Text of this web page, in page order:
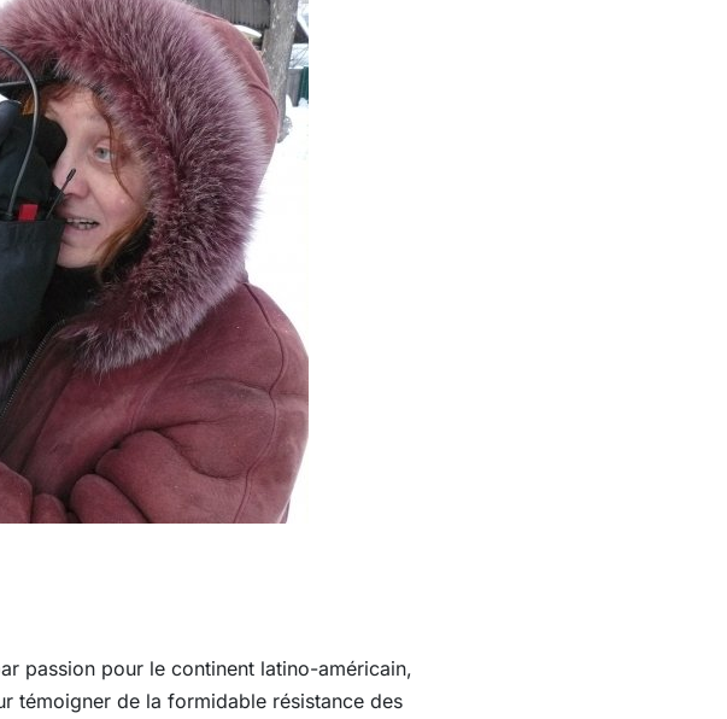
passion pour le continent latino-américain,
témoigner de la formidable résistance des